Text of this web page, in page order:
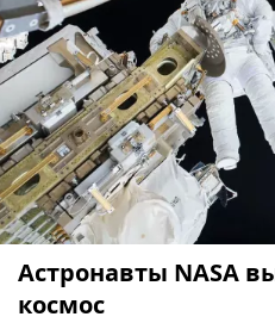
Астронавты NASA
космос